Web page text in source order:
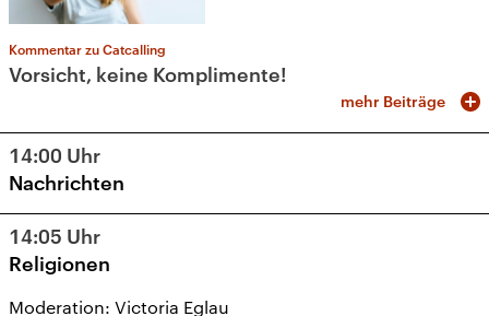
Kommentar zu Catcalling
Vorsicht, keine Komplimente!
mehr Beiträge
14:00 Uhr
Nachrichten
14:05 Uhr
Religionen
Moderation: Victoria Eglau